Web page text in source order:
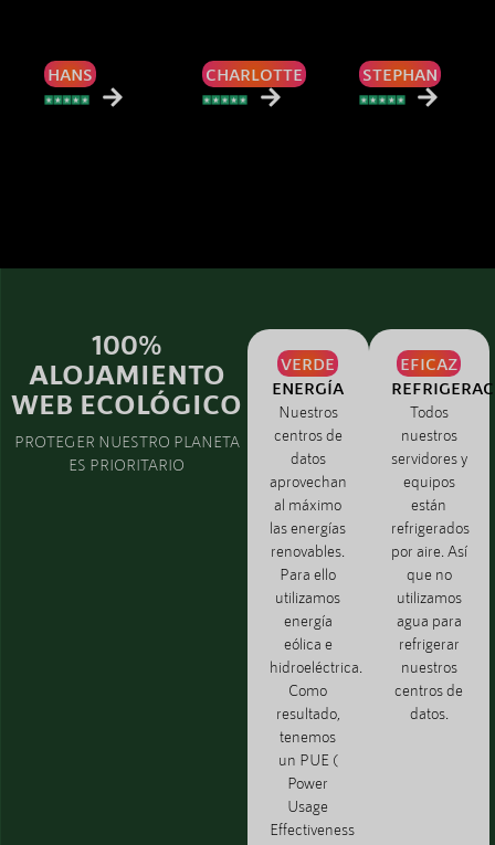
HANS CHARLOTTE STEPHAN
100%
ALOJAMIENTO
WEB ECOLÓGICO
PROTEGER NUESTRO PLANETA
ES PRIORITARIO
VERDE
ENERGÍA
Nuestros
centros de
datos
aprovechan
al máximo
las energías
renovables.
Para ello
utilizamos
energía
eólica e
hidroeléctrica.
Como
resultado,
tenemos
un PUE (
Power
Usage
Effectiveness
EFICAZ
Todos
nuestros
servidores y
equipos
están
refrigerados
por aire. Así
que no
utilizamos
agua para
refrigerar
nuestros
centros de
datos.